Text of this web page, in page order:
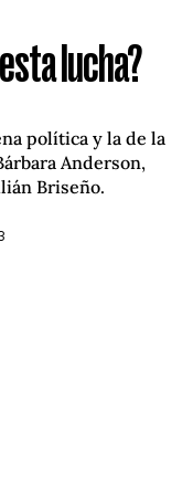
lucha?
política y la de la
Anderson,
Briseño.